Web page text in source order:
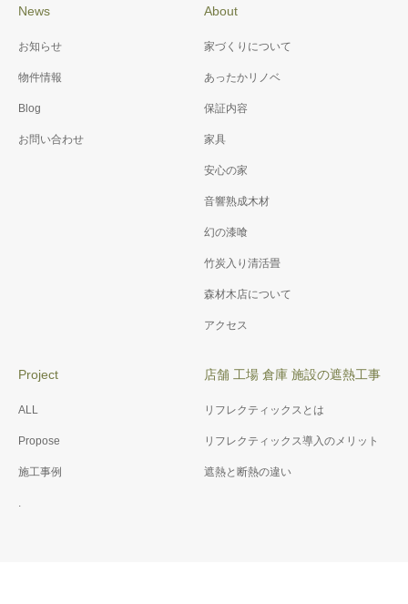
News
お知らせ
物件情報
Blog
お問い合わせ
About
家づくりについて
あったかリノベ
保証内容
家具
安心の家
音響熟成木材
幻の漆喰
竹炭入り清活畳
森材木店について
アクセス
Project
ALL
Propose
施工事例
.
店舗 工場 倉庫 施設の遮熱工事
リフレクティックスとは
リフレクティックス導入のメリット
遮熱と断熱の違い